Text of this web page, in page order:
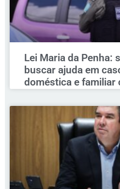
Lei Maria da Penha:
buscar ajuda em
doméstica e familiar